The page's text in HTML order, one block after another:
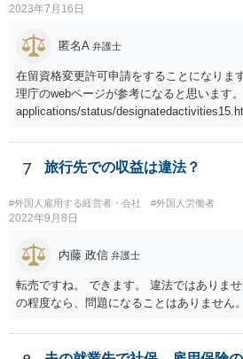
2023年7月16日
匿名A 弁護士
在留資格変更許可申請をすることになりま
理庁のwebページが参考になると思います
applications/status/
いる弁護士や行政書士に相談されるのが良
7 旅行先での収益は違法？
#外国人雇用する経営者・会社 #外国人労働者
2022年9月8日
内藤 政信 弁護士
転売ですね。 できます。 違法ではありま
の程度なら、問題になることはありません。